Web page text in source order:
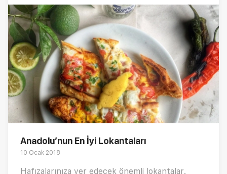
Anadolu’nun En İyi Lokantaları
10 Ocak 2018
Hafızalarınıza yer edecek önemli lokantalar.